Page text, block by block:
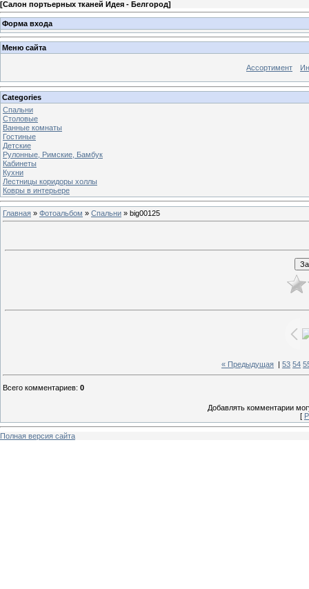
[Салон портьерных тканей Идея - Белгород]
Форма входа
Меню сайта
Ассортимент
Categories
Спальни
Столовые
Ванные комнаты
Гостиные
Детские
Рулонные, Римские, Бамбук
Кабинеты
Кухни
Лестницы коридоры холлы
Ковры в интерьере
Главная » Фотоальбом » Спальни » big00125
« Предыдущая 53 54
Всего комментариев: 0
Добавлять комментарии
[
Полная версия сайта